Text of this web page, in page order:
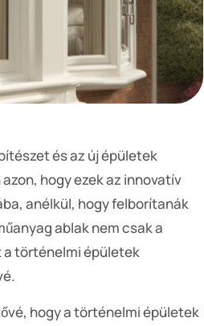
és az új épületek
hogy ezek az innovatív
anélkül, hogy felborítanák
ablak nem csak a
a történelmi épületek
hogy a történelmi épületek